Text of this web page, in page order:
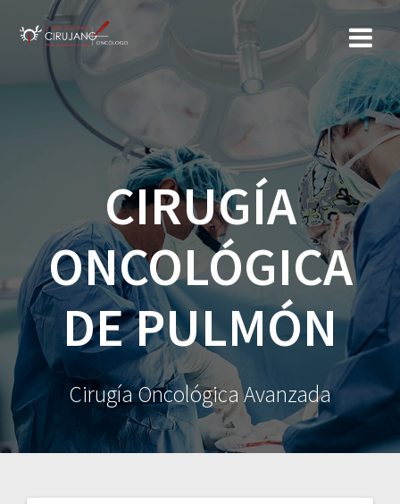
contenido
CIRUGÍA
ONCOLÓGICA
DE PULMÓN
Cirugía Oncológica Avanzada